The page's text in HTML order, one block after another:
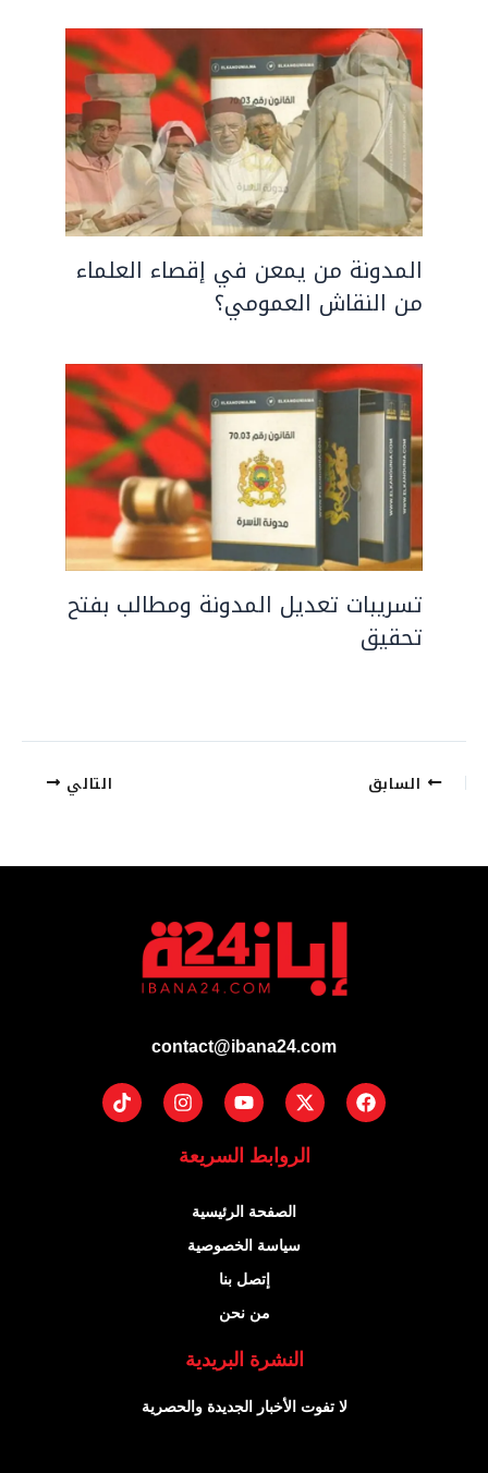
المدونة من يمعن في إقصاء العلماء
من النقاش العمومي؟
تسريبات تعديل المدونة ومطالب بفتح
تحقيق
السابق التالي
contact@ibana24.com
Facebook
X-
twitter
Youtube
Instagram
Tiktok
الروابط السريعة
الصفحة الرئيسية
سياسة الخصوصية
إتصل بنا
من نحن
النشرة البريدية
لا تفوت الأخبار الجديدة والحصرية